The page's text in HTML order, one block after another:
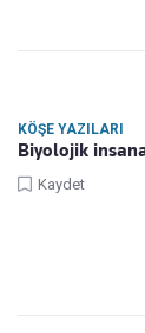
KÖŞE YAZILARI
Biyolojik
Kaydet